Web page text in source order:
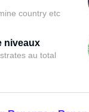
country etc
niveaux
au total